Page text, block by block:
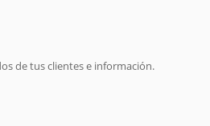
de tus clientes e información.